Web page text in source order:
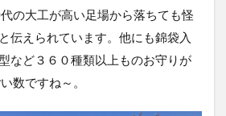
の大工が高い足場から落ちても怪
伝えられています。他にも錦袋入
など３６０種類以上ものお守りが
数ですね～。